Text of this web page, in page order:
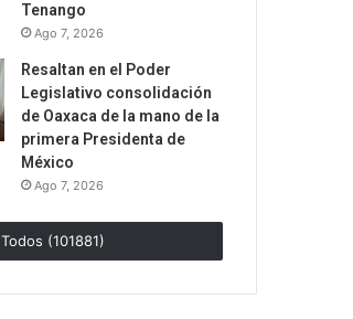
Tenango
Ago 7, 2026
Resaltan en el Poder
Legislativo consolidación
de Oaxaca de la mano de la
primera Presidenta de
México
Ago 7, 2026
Todos (101881)